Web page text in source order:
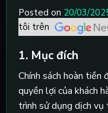
Posted on 20/03/
tôi trên
1. Mục đích
Chính sách hoàn tiền
quyền lợi của khách
trình sử dụng dịch